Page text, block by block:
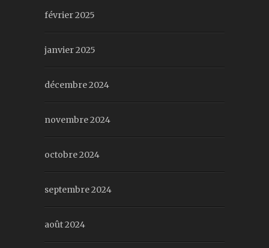
février 2025
janvier 2025
décembre 2024
novembre 2024
octobre 2024
septembre 2024
août 2024